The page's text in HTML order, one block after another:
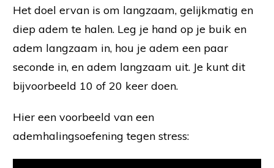
Het doel ervan is om langzaam, gelijkmatig en
diep adem te halen. Leg je hand op je buik en
adem langzaam in, hou je adem een paar
seconde in, en adem langzaam uit. Je kunt dit
bijvoorbeeld 10 of 20 keer doen.
Hier een voorbeeld van een
ademhalingsoefening tegen stress: